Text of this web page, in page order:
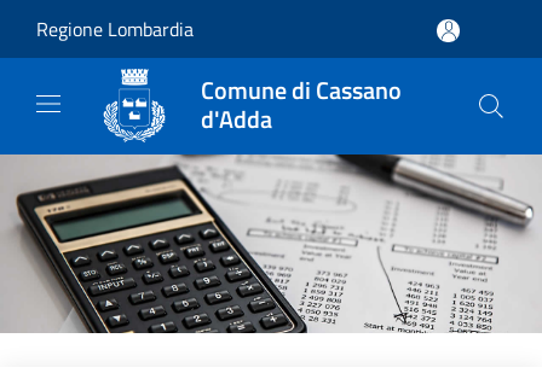
Regione Lombardia
Comune di Cassano
d'Adda